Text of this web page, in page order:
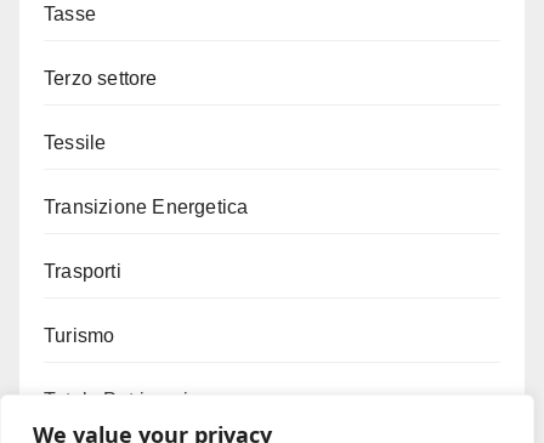
We value your privacy
Tasse
Terzo settore
Tessile
Transizione Energetica
Trasporti
Turismo
Tutela Patrimonio